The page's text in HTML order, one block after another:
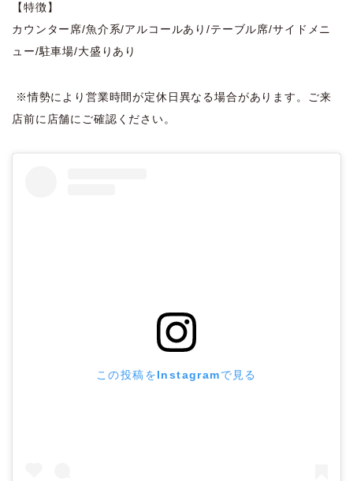
【特徴】
カウンター席/魚介系/アルコールあり/テーブル席/サイドメニ
ュー/駐車場/大盛りあり
※情勢により営業時間が定休日異なる場合があります。ご来
店前に店舗にご確認ください。
この投稿をInstagramで見る